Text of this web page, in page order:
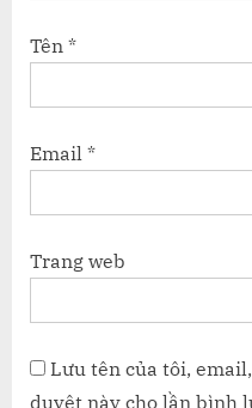
Tên *
Email *
Trang web
Lưu tên của tôi,
duyệt này cho lần bình